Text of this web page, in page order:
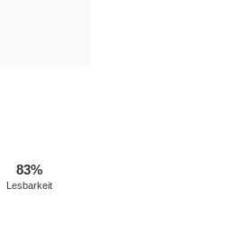
83%
Lesbarkeit